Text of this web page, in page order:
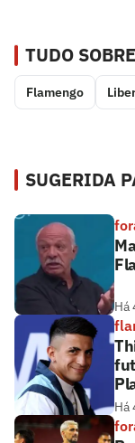
TUDO SOBRE
Flamengo
SUGERIDA
Há
Há